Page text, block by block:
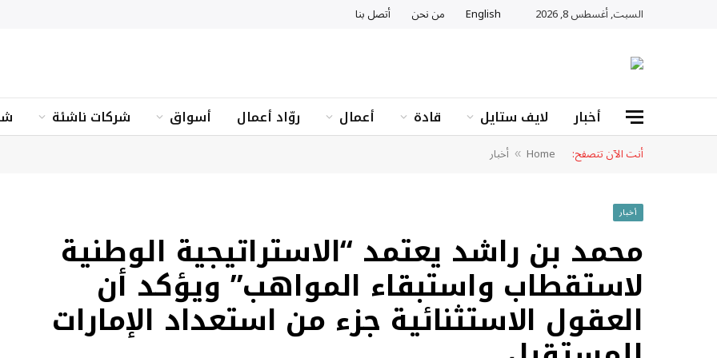
السبت, أغسطس 8, 2026 English من نحن أتصل بنا
أخبار لايف ستايل قادة أعمال روّاد أعمال أسواق شركات ناشئة
أنت الآن تتصفح: Home
» أخبار
أخبار
محمد بن راشد يعتمد “الاستراتيجية الوطنية
لاستقطاب واستبقاء المواهب” ويؤكد أن
العقول الاستثنائية جزء من استعداد الإمارات